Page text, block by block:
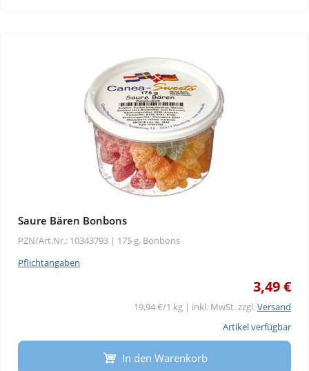
Saure Bären Bonbons
PZN/Art.Nr.: 10343793 | 175 g, Bonbons
Pflichtangaben
3,49 €
19,94 €/1 kg | inkl. MwSt. zzgl.Versand
Artikel verfügbar
In den Warenkorb